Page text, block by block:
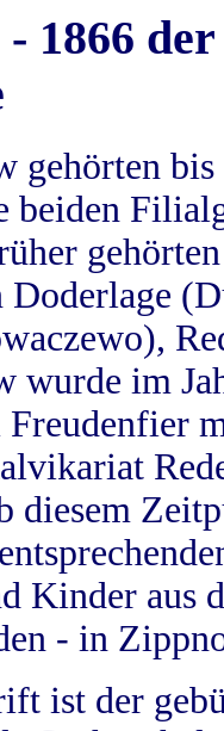
- 1866
gehörten
beiden
wurde im
Freudenfier
diesem
Kinder aus
- in
ist der